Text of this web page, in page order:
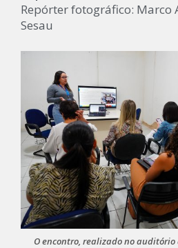
Repórter fotográfico: Marco
Sesau
O encontro, realizado no auditório